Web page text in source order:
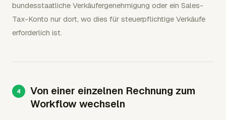
bundesstaatliche Verkäufergenehmigung oder ein Sales-
Tax-Konto nur dort, wo dies für steuerpflichtige Verkäufe
erforderlich ist.
Von einer einzelnen Rechnung zum
Workflow wechseln